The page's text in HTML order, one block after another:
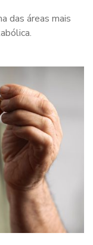
das áreas mais